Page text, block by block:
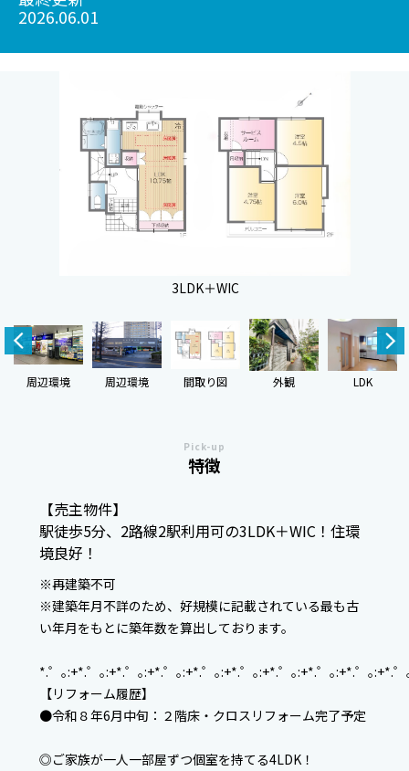
2026.06.01
3LDK＋WIC
周辺環境 周辺環境 間取り図 外観 LDK
Pick-up
特徴
【売主物件】
駅徒歩5分、2路線2駅利用可の3LDK＋WIC！住環
境良好！
※再建築不可
※建築年月不詳のため、好規模に記載されている最も古
い年月をもとに築年数を算出しております。
*.゜｡:+*.゜｡:+*.゜｡:+*.゜｡:+*.゜｡:+*.゜｡:+*.゜｡:+*.゜｡:+*.゜｡:+*.
【リフォーム履歴】
●令和８年6月中旬：２階床・クロスリフォーム完了予定
◎ご家族が一人一部屋ずつ個室を持てる4LDK！